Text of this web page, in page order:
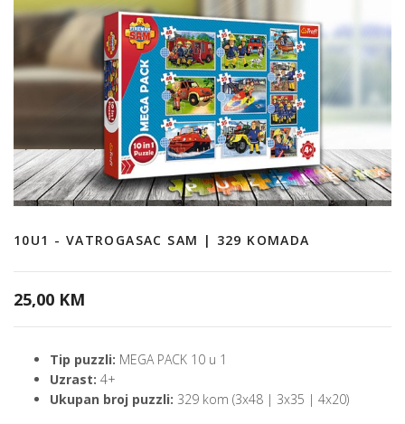
10U1 - VATROGASAC SAM | 329 KOMADA
25,00 KM
Tip puzzli: MEGA PACK 10 u 1
Uzrast: 4+
Ukupan broj puzzli: 329 kom (3x48 | 3x35 | 4x20)